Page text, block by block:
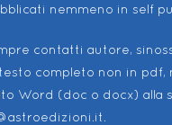
nemmeno in self
contatti autore,
completo non in pdf,
Word (doc o docx) alla